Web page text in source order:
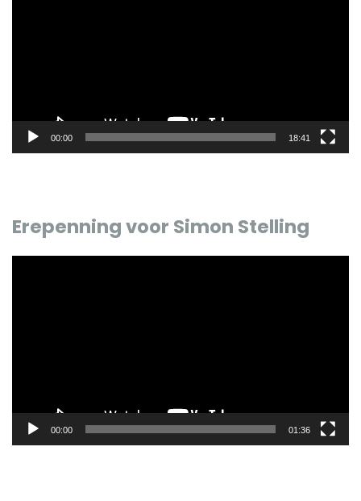
00:00 18:41
Erepenning voor Simon Stelling
00:00 01:36